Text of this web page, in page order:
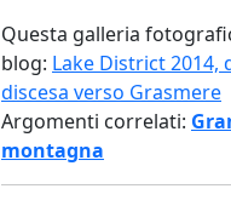
Questa galleria
blog: Lake District 2014,
discesa verso Grasmere
Argomenti correlati:
montagna